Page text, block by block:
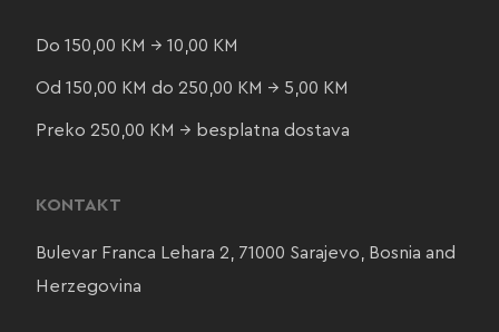
Do 150,00 KM → 10,00 KM
Od 150,00 KM do 250,00 KM → 5,00 KM
Preko 250,00 KM → besplatna dostava
KONTAKT
Bulevar Franca Lehara 2, 71000 Sarajevo, Bosnia and
Herzegovina